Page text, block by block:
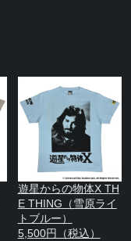
遊星からの物体X TH
E THING（雪原ライ
トブルー）
5,500円（税込）